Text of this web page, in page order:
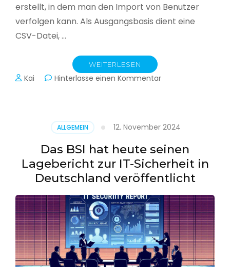
erstellt, in dem man den Import von Benutzer
verfolgen kann. Als Ausgangsbasis dient eine
CSV-Datei, …
WEITERLESEN
Kai Hinterlasse einen Kommentarzu
aus
CSV
erstellen
ALLGEMEIN 12. November 2024
Das BSI hat heute seinen
Lagebericht zur IT-Sicherheit in
Deutschland veröffentlicht